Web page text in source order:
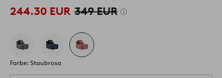
244.30 EUR 349 EUR
Farbe: Staubrosa